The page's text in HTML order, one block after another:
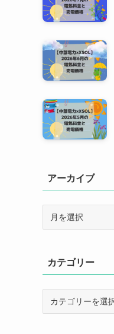
アーカイブ
ブカテゴリー